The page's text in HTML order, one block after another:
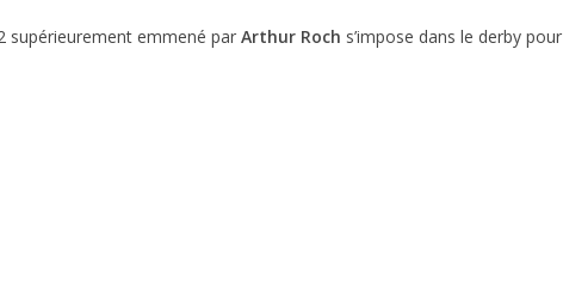
supérieurement emmené par Arthur Roch s’impose dans le derby pour